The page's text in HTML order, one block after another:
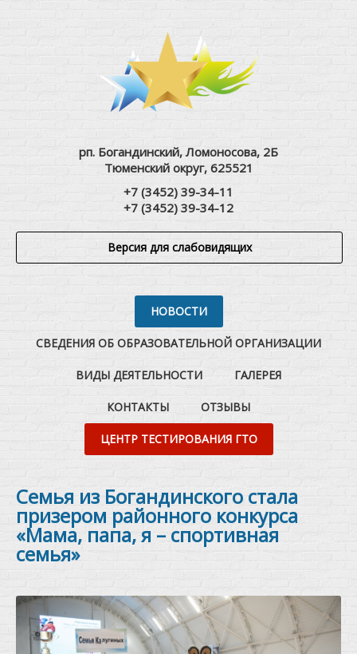
рп. Богандинский, Ломоносова, 2Б
Тюменский округ, 625521
+7 (3452) 39-34-11
+7 (3452) 39-34-12
Версия для слабовидящих
НОВОСТИ
СВЕДЕНИЯ ОБ ОБРАЗОВАТЕЛЬНОЙ ОРГАНИЗАЦИИ
ВИДЫ ДЕЯТЕЛЬНОСТИ ГАЛЕРЕЯ
КОНТАКТЫ ОТЗЫВЫ
ЦЕНТР ТЕСТИРОВАНИЯ ГТО
Семья из Богандинского стала
призером районного конкурса
«Мама, папа, я – спортивная
семья»